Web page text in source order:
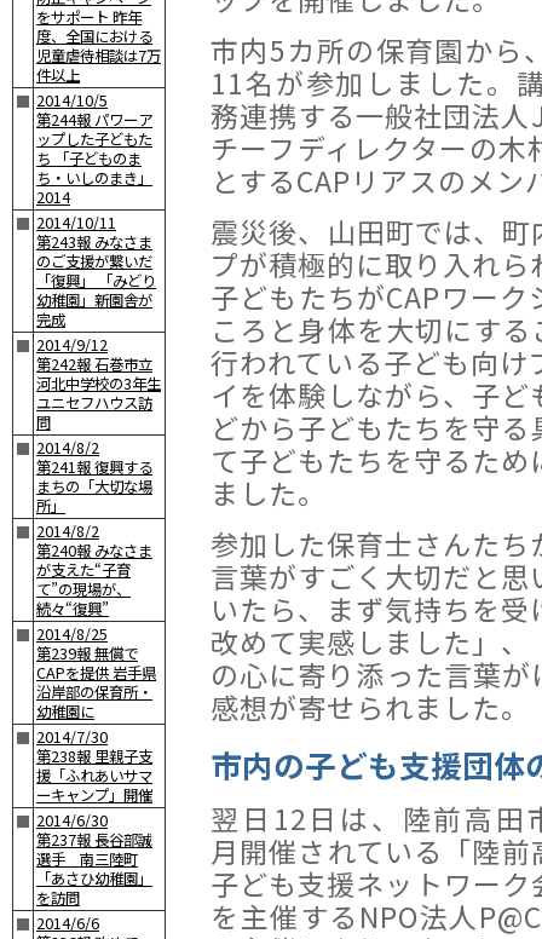
をサポート 昨年
度、全国における
児童虐待相談は7万
件以上
■ 2014/10/5
第244報 パワーア
ップした子どもた
ち 「子どものま
ち・いしのまき」
2014
■ 2014/10/11
第243報 みなさま
のご支援が繋いだ
「復興」 「みどり
幼稚園」新園舎が
完成
■ 2014/9/12
第242報 石巻市立
河北中学校の3年生
ユニセフハウス訪
問
■ 2014/8/2
第241報 復興する
まちの「大切な場
所」
■ 2014/8/2
第240報 みなさま
が支えた“子育
て”の現場が、
続々“復興”
■ 2014/8/25
第239報 無償で
CAPを提供 岩手県
沿岸部の保育所・
幼稚園に
■ 2014/7/30
第238報 里親子支
援「ふれあいサマ
ーキャンプ」開催
■ 2014/6/30
第237報 長谷部誠
選手 南三陸町
「あさひ幼稚園」
を訪問
■ 2014/6/6
市内5カ所の保育園から
11名が参加しました。
務連携する一般社団法
チーフディレクターの
とするCAPリアスのメン
震災後、山田町では、
プが積極的に取り入れ
子どもたちがCAPワー
ころと身体を大切にす
行われている子ども向
イを体験しながら、子
どから子どもたちを守
て子どもたちを守るた
ました。
参加した保育士さんた
言葉がすごく大切だと
いたら、まず気持ちを
改めて実感しました」
の心に寄り添った言葉
感想が寄せられました。
市内の子ども支援団体
翌日12日は、陸前高田
月開催されている「陸前
子ども支援ネットワーク
を主催するNPO法人